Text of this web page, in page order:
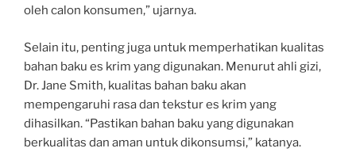
oleh calon konsumen,” ujarnya.
Selain itu, penting juga untuk memperhatikan kualitas
bahan baku es krim yang digunakan. Menurut ahli gizi,
Dr. Jane Smith, kualitas bahan baku akan
mempengaruhi rasa dan tekstur es krim yang
dihasilkan. “Pastikan bahan baku yang digunakan
berkualitas dan aman untuk dikonsumsi,” katanya.